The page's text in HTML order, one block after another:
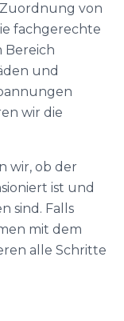
von
fachgerechte
Bereich
und
wir die
wir, ob der
ist und
sind. Falls
mit dem
alle Schritte